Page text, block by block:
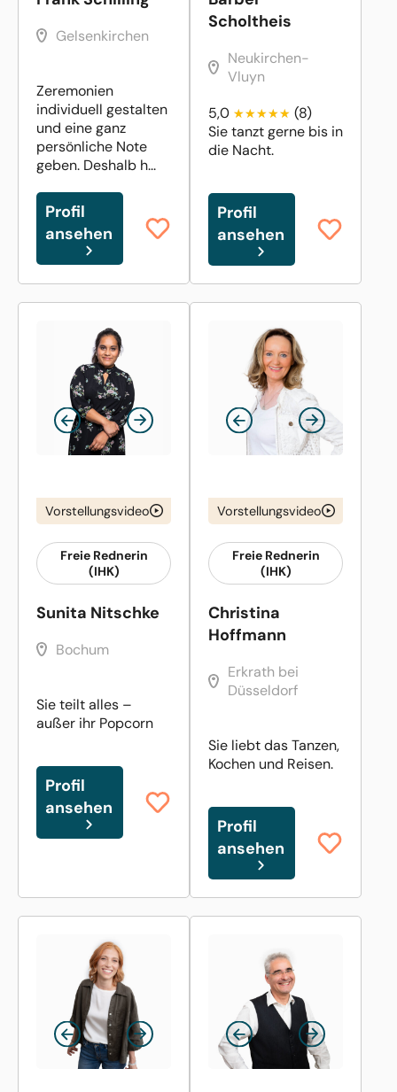
Gelsenkirchen
Zeremonien
individuell gestalten
und eine ganz
persönliche Note
geben. Deshalb h...
Profil
ansehen
Scholtheis
Neukirchen-
Vluyn
5,0
(8)
Sie tanzt gerne bis in
die Nacht.
Profil
ansehen
Vorstellungsvideo
Freie Rednerin
(IHK)
Sunita Nitschke
Bochum
Sie teilt alles –
außer ihr Popcorn
Profil
ansehen
Vorstellungsvideo
Freie Rednerin
(IHK)
Christina
Hoffmann
Erkrath bei
Düsseldorf
Sie liebt das Tanzen,
Kochen und Reisen.
Profil
ansehen